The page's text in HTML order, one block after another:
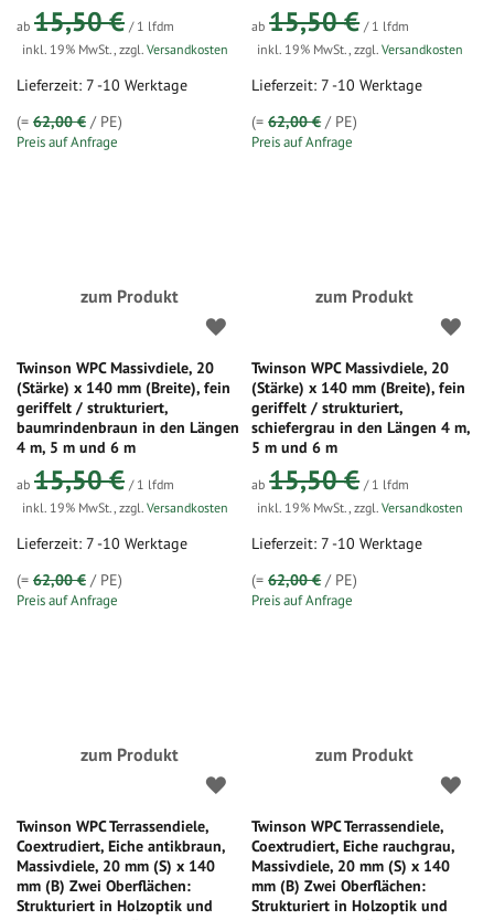
ab 15,50 € / 1 lfdm
inkl. 19% MwSt., zzgl. Versandkosten
Lieferzeit: 7 -10 Werktage
(= 62,00 € / PE)
Preis auf Anfrage
ab 15,50 € / 1 lfdm
inkl. 19% MwSt.,zzgl.Versandkosten
Lieferzeit: 7 -10 Werktage
(=62,00 €/ PE)
Preis auf Anfrage
zum Produkt
Twinson WPC Massivdiele, 20
(Stärke) x 140 mm (Breite), fein
geriffelt / strukturiert,
baumrindenbraun in den Längen
4 m, 5 m und 6 m
ab 15,50 € / 1 lfdm
inkl. 19% MwSt., zzgl. Versandkosten
Lieferzeit: 7 -10 Werktage
(= 62,00 € / PE)
Preis auf Anfrage
zum Produkt
Twinson WPC Massivdiele, 20
(Stärke) x 140 mm (Breite), fein
geriffelt / strukturiert,
schiefergrau in den Längen 4 m,
5 m und 6 m
ab 15,50 € / 1 lfdm
inkl. 19% MwSt.,zzgl.Versandkosten
Lieferzeit: 7 -10 Werktage
(=62,00 €/ PE)
Preis auf Anfrage
zum Produkt
Twinson WPC Terrassendiele,
Coextrudiert, Eiche antikbraun,
Massivdiele, 20 mm (S) x 140
mm (B) Zwei Oberflächen:
Strukturiert in Holzoptik und
zum Produkt
Twinson WPC Terrassendiele,
Coextrudiert, Eiche rauchgrau,
Massivdiele, 20 mm (S) x 140
mm (B) Zwei Oberflächen:
Strukturiert in Holzoptik und